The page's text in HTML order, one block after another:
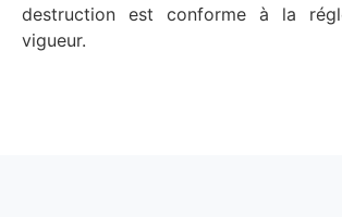
destruction est conforme à la
vigueur.